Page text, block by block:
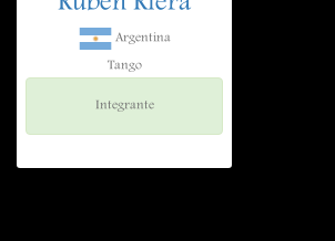
Argentina
Tango
Integrante